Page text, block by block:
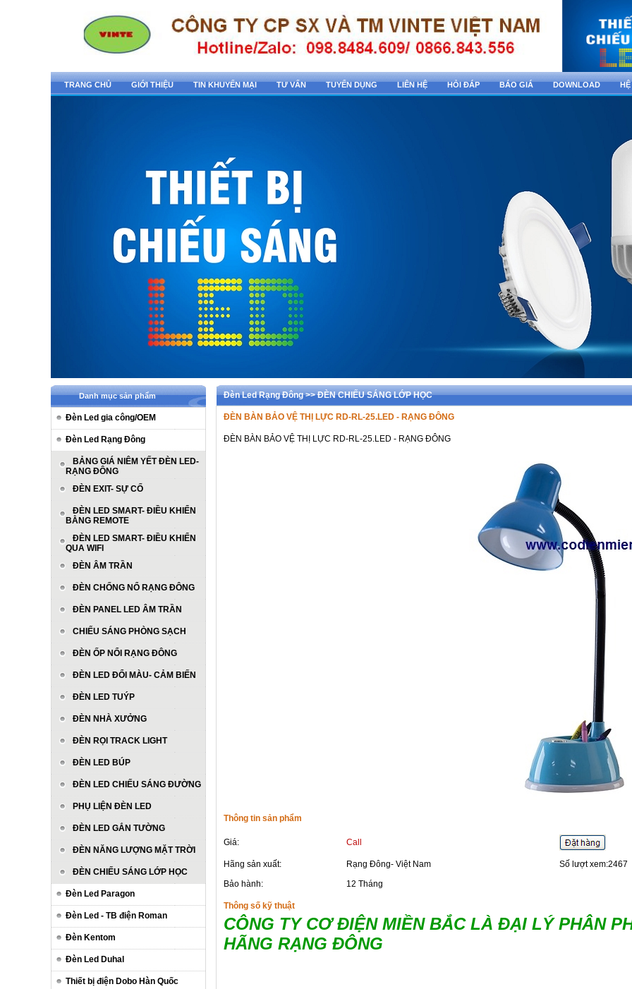
TRANG CHỦ GIỚI THIỆU TIN KHUYẾN MẠI TƯ VẤN TUYỂN DỤNG LIÊN HỆ HỎI ĐÁP BÁO GIÁ DOWNLOAD
Danh mục sản phẩm
Đèn Led gia công/OEM
Đèn Led Rạng Đông
BẢNG GIÁ NIÊM YẾT ĐÈN LED-
RẠNG ĐÔNG
ĐÈN EXIT- SỰ CỐ
ĐÈN LED SMART- ĐIỀU KHIỂN
BẰNG REMOTE
ĐÈN LED SMART- ĐIỀU KHIỂN
QUA WIFI
ĐÈN ÂM TRẦN
ĐÈN CHỐNG NỔ RẠNG ĐÔNG
ĐÈN PANEL LED ÂM TRẦN
CHIẾU SÁNG PHÒNG SẠCH
ĐÈN ỐP NỔI RẠNG ĐÔNG
ĐÈN LED ĐỔI MÀU- CẢM BIẾN
ĐÈN LED TUÝP
ĐÈN NHÀ XƯỞNG
ĐÈN RỌI TRACK LIGHT
ĐÈN LED BÚP
ĐÈN LED CHIẾU SÁNG ĐƯỜNG
PHỤ LIỆN ĐÈN LED
ĐÈN LED GẮN TƯỜNG
ĐÈN NĂNG LƯỢNG MẶT TRỜI
ĐÈN CHIẾU SÁNG LỚP HỌC
Đèn Led Paragon
Đèn Led - TB điện Roman
Đèn Kentom
Đèn Led Duhal
Thiết bị điện Dobo Hàn Quốc
Đèn Led Rạng Đông >> ĐÈN CHIẾU SÁNG LỚP HỌC
ĐÈN BÀN BẢO VỆ THỊ LỰC RD-RL-25.LED - RẠNG ĐÔNG
ĐÈN BÀN BẢO VỆ THỊ LỰC RD-RL-25.LED - RẠNG ĐÔNG
Thông tin sản phẩm
Giá: Call
Hãng sản xuất: Rạng Đông- Việt Nam
Số lượt xem:2467
Bảo hành:
12 Tháng
Thông số kỹ thuật
CÔNG TY CƠ ĐIỆN MIỀN BẮC LÀ ĐẠI LÝ PHÂN
HÃNG RẠNG ĐÔNG